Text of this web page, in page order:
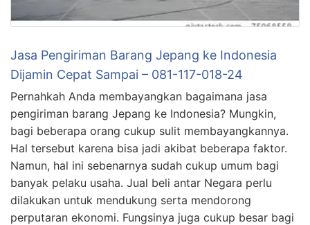
Jasa Pengiriman Barang Jepang ke Indonesia
Dijamin Cepat Sampai – 081-117-018-24
Pernahkah Anda membayangkan bagaimana jasa
pengiriman barang Jepang ke Indonesia? Mungkin,
bagi beberapa orang cukup sulit membayangkannya.
Hal tersebut karena bisa jadi akibat beberapa faktor.
Namun, hal ini sebenarnya sudah cukup umum bagi
banyak pelaku usaha. Jual beli antar Negara perlu
dilakukan untuk mendukung serta mendorong
perputaran ekonomi. Fungsinya juga cukup besar bagi